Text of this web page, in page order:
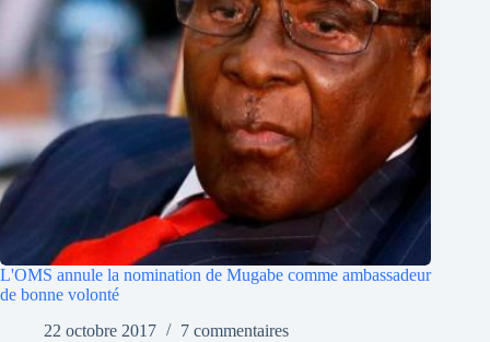
L'OMS annule la nomination de Mugabe comme ambassadeur
de bonne volonté
22 octobre 2017
7 commentaires